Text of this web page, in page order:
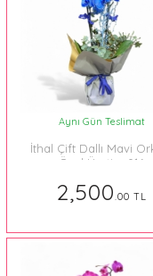
Aynı Gün Teslimat
İthal Çift Dallı Mavi
Özel Üretim 016
2,500.00 TL